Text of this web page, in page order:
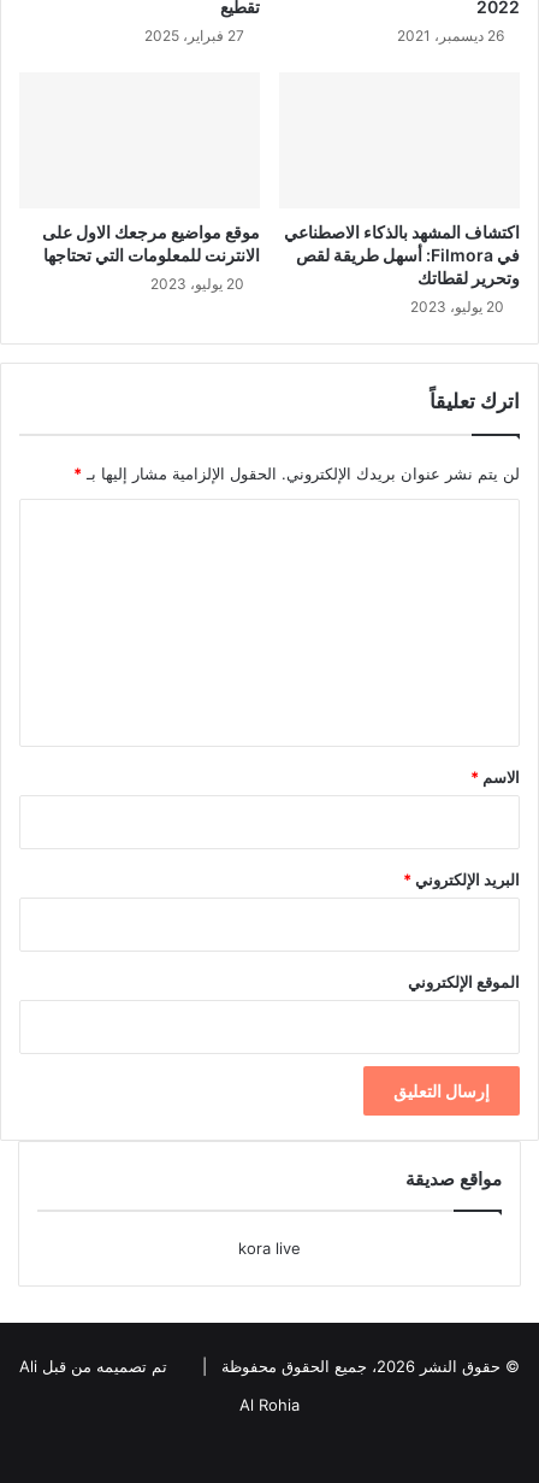
2022
26 ديسمبر، 2021
تقطيع
27 فبراير، 2025
اكتشاف المشهد بالذكاء الاصطناعي
في Filmora: أسهل طريقة لقص
وتحرير لقطاتك
20 يوليو، 2023
موقع مواضيع مرجعك الاول على
الانترنت للمعلومات التي تحتاجها
20 يوليو، 2023
اترك تعليقاً
لن يتم نشر عنوان بريدك الإلكتروني. الحقول الإلزامية مشار إليها بـ *
*
الاسم *
البريد الإلكتروني*
الموقع الإلكتروني
مواقع صديقة
kora live
© حقوق النشر 2026، جميع الحقوق محفوظة |
تم تصميمه من قبل Ali
Al Rohia